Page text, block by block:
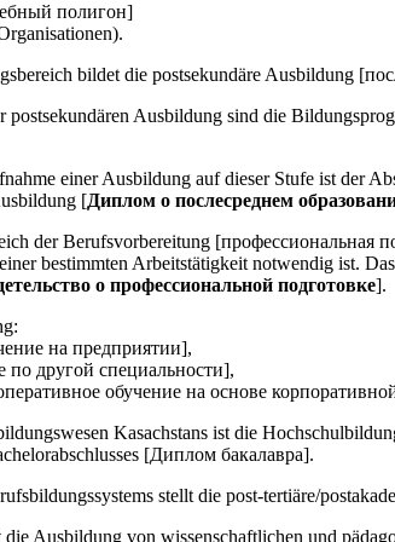
полигон]
bildet die postsekundäre Ausbildung
postsekundären Ausbildung sind die
einer Ausbildung auf dieser Stufe ist der
[Диплом о послесреднем
der Berufsvorbereitung [профессиональная
bestimmten Arbeitstätigkeit notwendig ist.
о профессиональной подготовке].
на предприятии],
по другой специальности],
обучение на основе
Kasachstans ist die
[Диплом бакалавра].
stellt die post-tertiäre/
Ausbildung von wissenschaftlichen und